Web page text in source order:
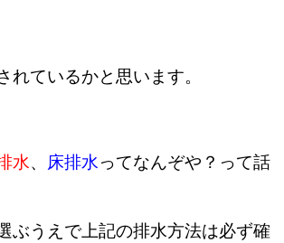
れているかと思います。
水、 床排水ってなんぞや？って話
ぶうえで上記の排水方法は必ず確